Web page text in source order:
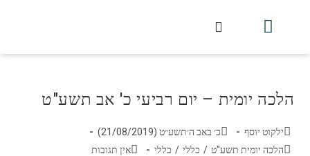
הלכה יומית – יום רביעי כ' אב תשע"ט
ילקוט יוסף
כ׳ באב ה׳תשע״ט (21/08/2019)
הלכה יומית תשע"ט / כללי / כללי אין תגובות